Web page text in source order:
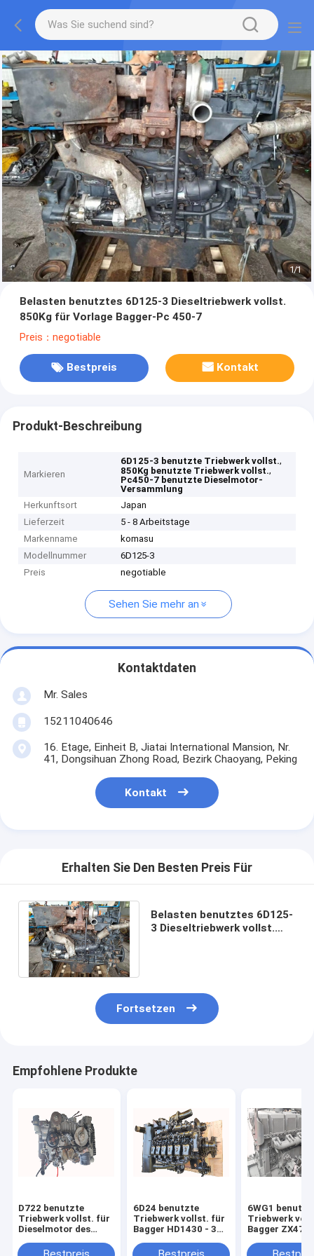
1/1
Belasten benutztes 6D125-3 Dieseltriebwerk vollst.
850Kg für Vorlage Bagger-Pc 450-7
Preis：negotiable
Bestpreis Kontakt
Produkt-Beschreibung
Markieren
6D125-3 benutzte Triebwerk vollst.,
850Kg benutzte Triebwerk vollst.,
Pc450-7 benutzte Dieselmotor-
Versammlung
Herkunftsort
Japan
Lieferzeit
5 - 8 Arbeitstage
Markenname
komasu
Modellnummer
6D125-3
Preis
negotiable
Sehen Sie mehr an
Kontaktdaten
Mr. Sales
15211040646
16. Etage, Einheit B, Jiatai International Mansion, Nr.
41, Dongsihuan Zhong Road, Bezirk Chaoyang, Peking
Kontakt
Erhalten Sie Den Besten Preis Für
Belasten benutztes 6D125-
3 Dieseltriebwerk vollst.
Fortsetzen
Empfohlene Produkte
D722 benutzte
Triebwerk vollst. für
Dieselmotor des
E27Z
6D24 benutzte
Triebwerk vollst. für
Bagger HD1430 - 3
HD2045
6WG1
Triebwerk
Bagger ZX470
ZX800